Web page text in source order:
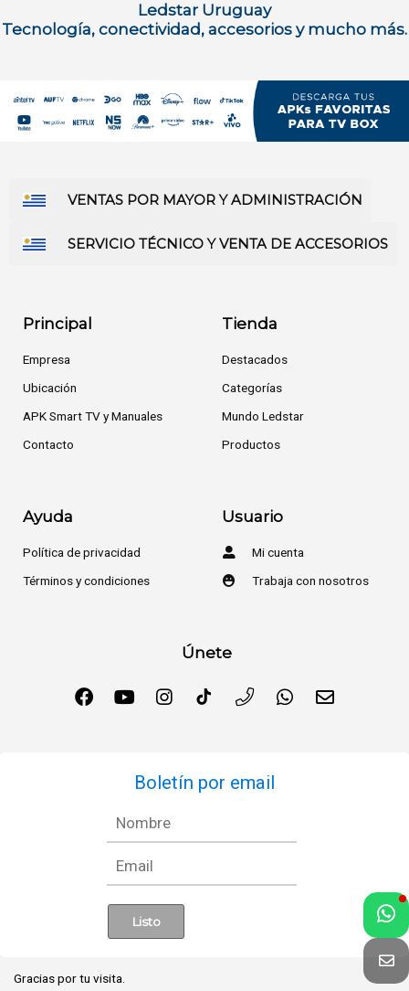
Ledstar Uruguay
Tecnología, conectividad, accesorios y mucho más.
VENTAS POR MAYOR Y ADMINISTRACIÓN
SERVICIO TÉCNICO Y VENTA DE ACCESORIOS
Principal
Empresa
Ubicación
APK Smart TV y Manuales
Contacto
Tienda
Destacados
Categorías
Mundo Ledstar
Productos
Ayuda
Política de privacidad
Términos y condiciones
Usuario
Mi cuenta
Trabaja con nosotros
Únete
Boletín por email
Gracias por tu visita.